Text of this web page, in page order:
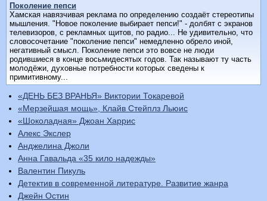
Поколение пепси
Хамская навязчивая реклама по определению создаёт стереотипы
мышления. "Hовое поколение выбирает пепси!" - долбят с экранов
телевизоров, с рекламных щитов, по радио... Hе удивительно, что
словосочетание "поколение пепси" немедленно обрело иной,
негативный смысл. Поколение пепси это вовсе не люди
родившиеся в конце восьмидесятых годов. Так называют ту часть
молодёжи, духовные потребности которых сведены к
примитивному...
«ДЕНЬ БЕЗ ВРАНЬЯ» Виктории Токаревой
«Мерзейшая мощь», Клайв Стейплз Льюис
«Шоколадная» Джоан Харрис
Алекс Экслер
Анджелина Джоли
Анна Гавальда «35 кило надежды»
Валентин Пикуль
Детектив в современной литературе. Развитие жанра
Джейн Остин